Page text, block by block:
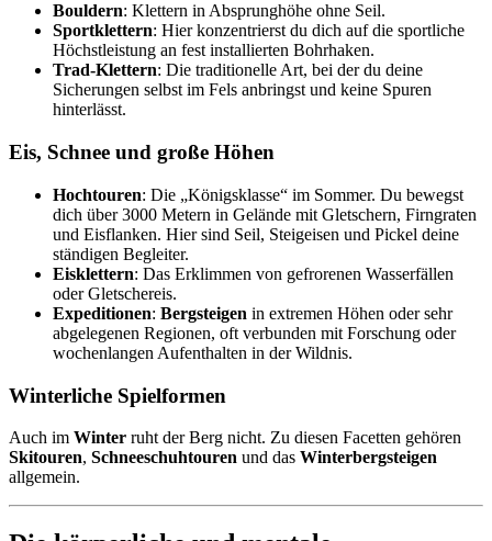
Bouldern: Klettern in Absprunghöhe ohne Seil.
Sportklettern: Hier konzentrierst du dich auf die sportliche
Höchstleistung an fest installierten Bohrhaken.
Trad-Klettern: Die traditionelle Art, bei der du deine
Sicherungen selbst im Fels anbringst und keine Spuren
hinterlässt.
Eis, Schnee und große Höhen
Hochtouren: Die „Königsklasse“ im Sommer. Du bewegst
dich über 3000 Metern in Gelände mit Gletschern, Firngraten
und Eisflanken. Hier sind Seil, Steigeisen und Pickel deine
ständigen Begleiter.
Eisklettern: Das Erklimmen von gefrorenen Wasserfällen
oder Gletschereis.
Expeditionen: Bergsteigen in extremen Höhen oder sehr
abgelegenen Regionen, oft verbunden mit Forschung oder
wochenlangen Aufenthalten in der Wildnis.
Winterliche Spielformen
Auch im Winter ruht der Berg nicht. Zu diesen Facetten gehören
Skitouren, Schneeschuhtouren und das Winterbergsteigen
allgemein.